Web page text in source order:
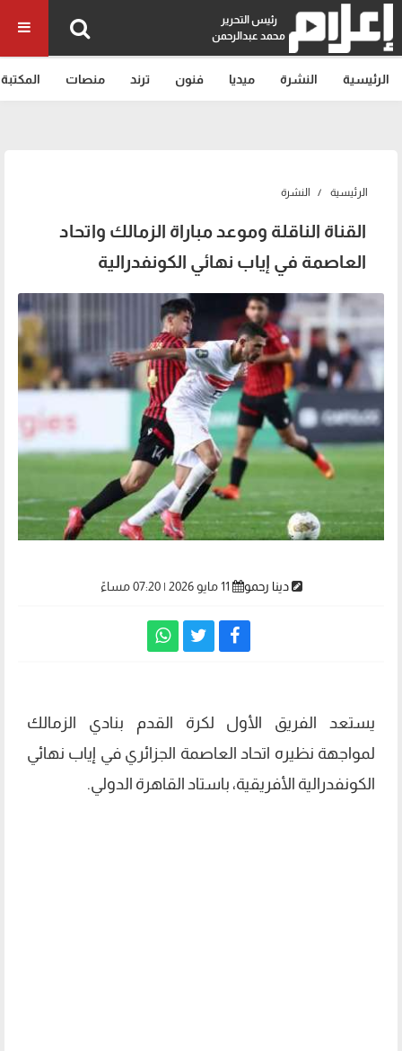
رئيس التحرير
محمد عبدالرحمن
الرئيسية النشرة ميديا فنون ترند منصات المكتبة
الرئيسية النشرة
القناة الناقلة وموعد مباراة الزمالك واتحاد
العاصمة في إياب نهائي الكونفدرالية
دينا رحمو
يستعد الفريق الأول لكرة القدم بنادي الزمالك
لمواجهة نظيره اتحاد العاصمة الجزائري في إياب نهائي
الكونفدرالية الأفريقية، باستاد القاهرة الدولي.